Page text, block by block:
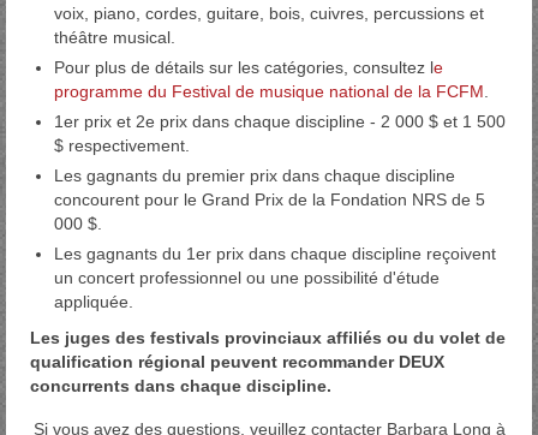
voix, piano, cordes, guitare, bois, cuivres, percussions et
théâtre musical.
Pour plus de détails sur les catégories, consultez le
programme du Festival de musique national de la FCFM
1er prix et 2e prix dans chaque discipline - 2 000 $ et 1 500
$ respectivement.
Les gagnants du premier prix dans chaque discipline
concourent pour le Grand Prix de la Fondation NRS de 5
000 $.
Les gagnants du 1er prix dans chaque discipline reçoivent
un concert professionnel ou une possibilité d'étude
appliquée.
Les juges des festivals provinciaux affiliés ou du volet de
qualification régional peuvent recommander DEUX
concurrents dans chaque discipline.
Si vous avez des questions, veuillez contacter Barbara Long à